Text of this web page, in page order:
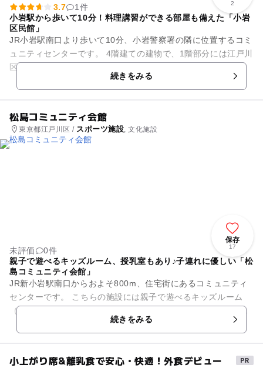
2
3.7
1件
小岩駅から歩いて10分！料理講習ができる部屋も備えた「小岩
区民館」
JR小岩駅南口より歩いて10分、小岩警察署の隣に位置するコミ
ュニティセンターです。 4階建ての建物で、1階部分には江戸川
区役所の出張所である「小岩事務所」、2階には「江戸川区福
続きをみる
松島コミュニティ会館
東京都江戸川区 / スポーツ施設, 文化施設
保存
17
未評価
0件
親子で遊べるキッズルーム、授乳室もあり♪子連れに優しい「松
島コミュニティ会館」
JR新小岩駅南口からおよそ800m、住宅街にあるコミュニティ
センターです。 こちらの施設には親子で遊べるキッズルーム
（おもちゃ・遊具あり）が備えられており、乳幼児を含む親子
続きをみる
小上がり席&離乳食で安心・快適！外食デビュー